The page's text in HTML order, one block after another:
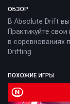
ОБЗОР
В Absolute Drift
Практикуйте
в соревнованиях
Drifting.
ПОХОЖИЕ ИГРЫ
Nintendo Switch